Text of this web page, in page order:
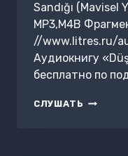
Sandığı
MP3,M4B
//www.litres.ru/
Аудиокнигу
бесплатно по
СЛУШАТЬ DÜŞ